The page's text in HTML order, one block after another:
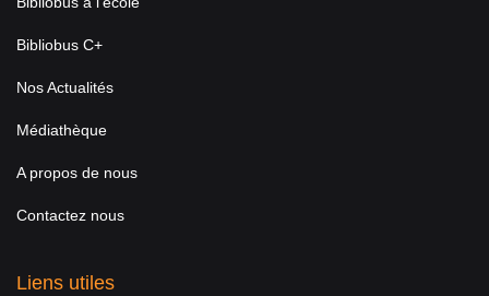
Bibliobus C+
Nos Actualités
Médiathèque
A propos de nous
Contactez nous
Liens utiles